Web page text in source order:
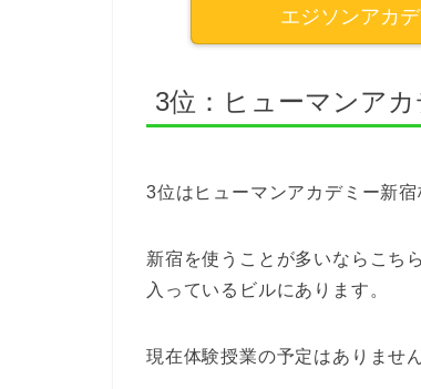
エジソンアカ
3位：ヒューマンア
3位はヒューマンアカデミー新
新宿を使うことが多いならこち
入っているビルにあります。
現在体験授業の予定はありませ